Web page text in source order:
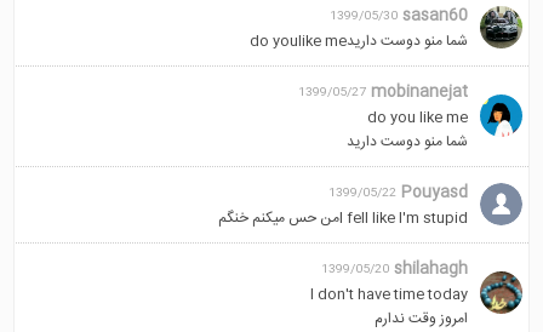
sasan60
1399/05/30
شما منو دوست داریدdo youlike me
mobinanejat
1399/05/27
do you like me
شما منو دوست دارید
Pouyasd
1399/05/22
I fell like I'm stupidمن حس میکنم خنگم
shilahagh
1399/05/20
I don't have time today
امروز وقت ندارم